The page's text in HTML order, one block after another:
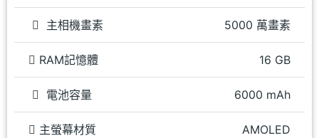
主相機畫素 5000 萬畫素
RAM記憶體 16 GB
電池容量 6000 mAh
主螢幕材質 AMOLED